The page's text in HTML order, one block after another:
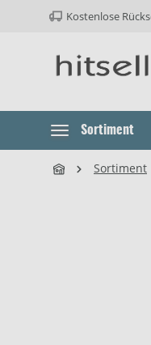
Hauptnavigation
Kostenlose
Sortiment
Sortiment